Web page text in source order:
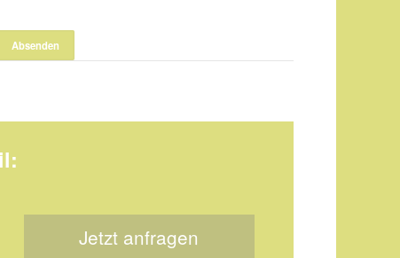
Jetzt anfragen